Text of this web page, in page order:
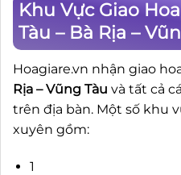
Khu Vực Giao
Tàu – Bà Rịa –
Hoagiare.vn nhận giao
Rịa – Vũng Tàu và tất cả
trên địa bàn. Một số khu
xuyên gồm:
1